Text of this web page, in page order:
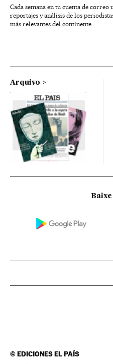
Cada semana en tu cuenta de correo
reportajes y análisis de los
más relevantes del continente.
Arquivo
Baixe
©EDICIONES EL PAÍS